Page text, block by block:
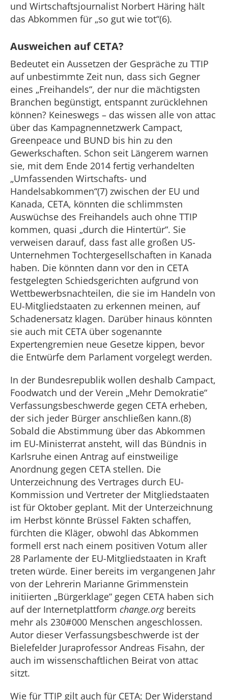
und Wirtschaftsjournalist Norbert Häring hält
das Abkommen für „so gut wie tot“(6).
Ausweichen auf CETA?
Bedeutet ein Aussetzen der Gespräche zu TTIP
auf unbestimmte Zeit nun, dass sich Gegner
eines „Freihandels“, der nur die mächtigsten
Branchen begünstigt, entspannt zurücklehnen
können? Keineswegs – das wissen alle von attac
über das Kampagnennetzwerk Campact,
Greenpeace und BUND bis hin zu den
Gewerkschaften. Schon seit Längerem warnen
sie, mit dem Ende 2014 fertig verhandelten
„Umfassenden Wirtschafts- und
Handelsabkommen“(7) zwischen der EU und
Kanada, CETA, könnten die schlimmsten
Auswüchse des Freihandels auch ohne TTIP
kommen, quasi „durch die Hintertür“. Sie
verweisen darauf, dass fast alle großen US-
Unternehmen Tochtergesellschaften in Kanada
haben. Die könnten dann vor den in CETA
festgelegten Schiedsgerichten aufgrund von
Wettbewerbsnachteilen, die sie im Handeln von
EU-Mitgliedstaaten zu erkennen meinen, auf
Schadenersatz klagen. Darüber hinaus könnten
sie auch mit CETA über sogenannte
Expertengremien neue Gesetze kippen, bevor
die Entwürfe dem Parlament vorgelegt werden.
In der Bundesrepublik wollen deshalb Campact,
Foodwatch und der Verein „Mehr Demokratie“
Verfassungsbeschwerde gegen CETA erheben,
der sich jeder Bürger anschließen kann.(8)
Sobald die Abstimmung über das Abkommen
im EU-Ministerrat ansteht, will das Bündnis in
Karlsruhe einen Antrag auf einstweilige
Anordnung gegen CETA stellen. Die
Unterzeichnung des Vertrages durch EU-
Kommission und Vertreter der Mitgliedstaaten
ist für Oktober geplant. Mit der Unterzeichnung
im Herbst könnte Brüssel Fakten schaffen,
fürchten die Kläger, obwohl das Abkommen
formell erst nach einem positiven Votum aller
28 Parlamente der EU-Mitgliedstaaten in Kraft
treten würde. Einer bereits im vergangenen Jahr
von der Lehrerin Marianne Grimmenstein
initiierten „Bürgerklage“ gegen CETA haben sich
auf der Internetplattform change.orgbereits
mehr als 230#000 Menschen angeschlossen.
Autor dieser Verfassungsbeschwerde ist der
Bielefelder Juraprofessor Andreas Fisahn, der
auch im wissenschaftlichen Beirat von attac
sitzt.
Wie für TTIP gilt auch für CETA: Der Widerstand